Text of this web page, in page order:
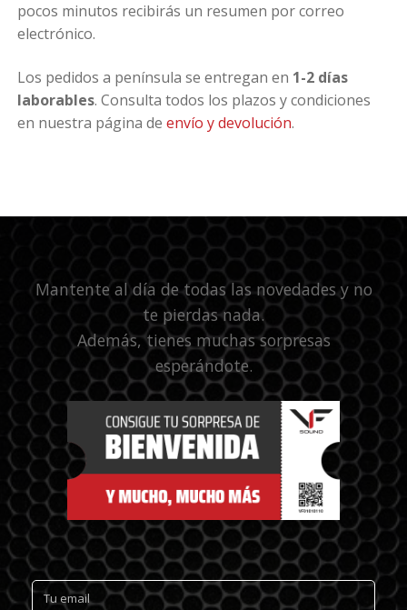
pocos minutos recibirás un resumen por correo
electrónico.
Los pedidos a península se entregan en 1-2 días
laborables. Consulta todos los plazos y condiciones
en nuestra página deenvío y devolución.
Mantente al día de todas las novedades y no
te pierdas nada.
Además, tienes muchas sorpresas
esperándote.